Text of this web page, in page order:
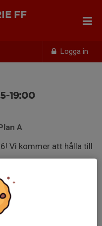
Logga in
FF
19:00
A
Vi kommer att hålla till